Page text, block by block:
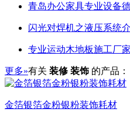
青岛办公家具专业设备
闪光对焊机之液压系统
专业运动木地板施工厂
更多»有关 装修 装饰 的产品：
金箔银箔金粉银粉装饰耗材